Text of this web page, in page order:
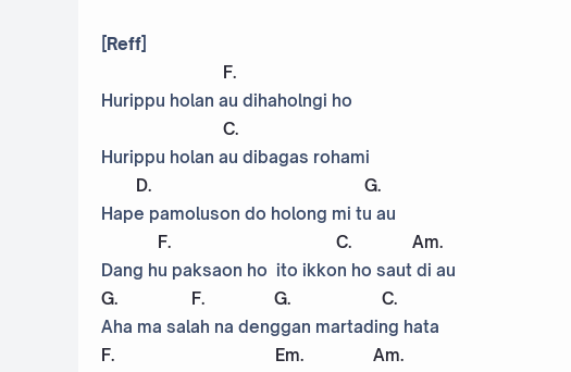
[Reff]
F.
Hurippu holan au dihaholngi ho
C.
Hurippu holan au dibagas rohami
D. G.
Hape pamoluson do holong mi tu au
F. C. Am.
Dang hu paksaon ho ito ikkon ho saut di au
G. F. G. C.
Aha ma salah na denggan martading hata
F. Em. Am.